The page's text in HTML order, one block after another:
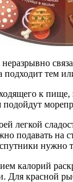
подходит тем
к
подойдут
легкой
подавать
нужно
калорий
Для красной